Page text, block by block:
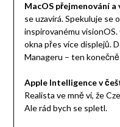
MacOS přejmenování
se uzavírá. Spekuluje se
inspirovanému
okna přes více displejů.
Manageru – ten
Apple Intelligence v
Realista ve mně ví, že
Ale rád bych se spletl.